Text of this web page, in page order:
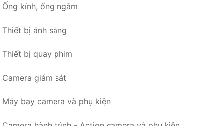
Ống kính, ống ngắm
Thiết bị ánh sáng
Thiết bị quay phim
Camera giám sát
Máy bay camera và phụ kiện